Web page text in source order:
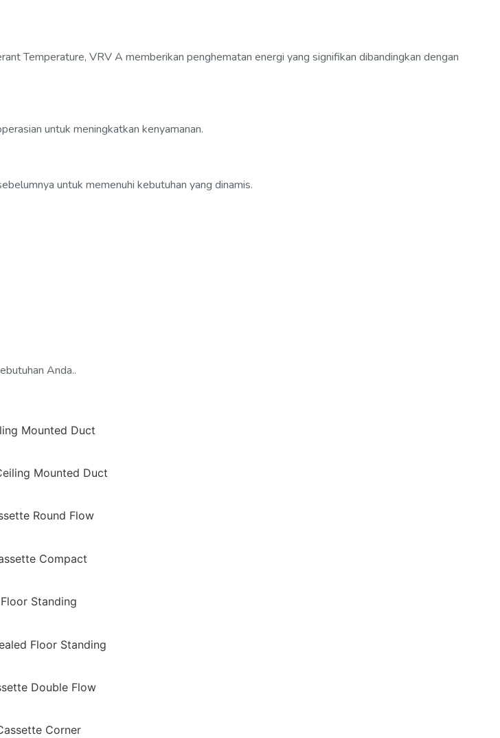
Temperature, VRV A memberikan penghematan energi yang signifikan dibandingkan dengan
untuk meningkatkan kenyamanan.
untuk memenuhi kebutuhan yang dinamis.
Anda..
Mounted Duct
Mounted Duct
Round Flow
Compact
Floor Standing
Floor Standing
Double Flow
Corner